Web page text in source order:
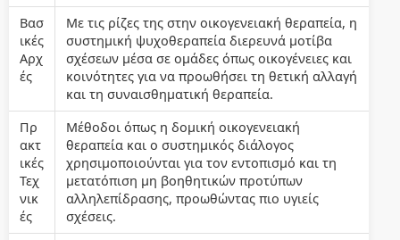
Βασ
ικές
Αρχ
ές
Με τις ρίζες της στην οικογενειακή θεραπεία, η
συστημική ψυχοθεραπεία διερευνά μοτίβα
σχέσεων μέσα σε ομάδες όπως οικογένειες και
κοινότητες για να προωθήσει τη θετική αλλαγή
και τη συναισθηματική θεραπεία.
Πρ
ακτ
ικές
Τεχ
νικ
ές
Μέθοδοι όπως η δομική οικογενειακή
θεραπεία και ο συστημικός διάλογος
χρησιμοποιούνται για τον εντοπισμό και τη
μετατόπιση μη βοηθητικών προτύπων
αλληλεπίδρασης, προωθώντας πιο υγιείς
σχέσεις.